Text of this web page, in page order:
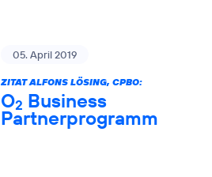
05. April 2019
ZITAT ALFONS LÖSING, CPBO:
O2 Business
Partnerprogramm